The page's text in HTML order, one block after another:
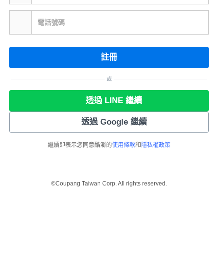
電話號碼
註冊
或
透過 LINE 繼續
透過 Google 繼續
繼續即表示您同意酷澎的使用條款和 隱私權政策
©Coupang Taiwan Corp. All rights reserved.